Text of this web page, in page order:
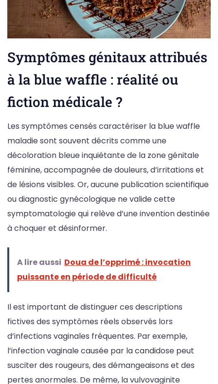
Symptômes génitaux attribués
à la blue waffle : réalité ou
fiction médicale ?
Les symptômes censés caractériser la blue waffle
maladie sont souvent décrits comme une
décoloration bleue inquiétante de la zone génitale
féminine, accompagnée de douleurs, d’irritations et
de lésions visibles. Or, aucune publication scientifique
ou diagnostic gynécologique ne valide cette
symptomatologie qui relève d’une invention destinée
à choquer et désinformer.
A lire aussi Doua de l’opprimé : invocation
puissante en période de difficulté
Il est important de distinguer ces descriptions
fictives des symptômes réels observés lors
d’infections vaginales fréquentes. Par exemple,
l’infection vaginale causée par la candidose peut
susciter des rougeurs, des démangeaisons et des
pertes anormales. De même, la vulvovaginite